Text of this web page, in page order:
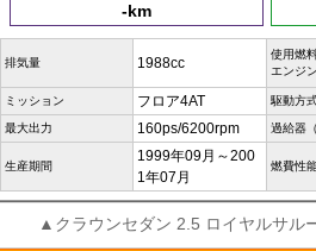
-km
排気量 1988cc
使用燃
エンジン
ミッション フロア4AT 駆動方
最大出力 160ps/6200rpm 過給器
生産期間
1999年09月～200
1年07月
燃費性
▲クラウンセダン 2.5 ロイヤルサル